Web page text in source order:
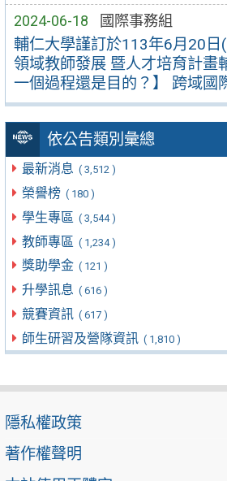
2024-06-18 國際事務組
輔仁大學謹訂於113年6月20日
領域教師發展 暨人才培育計畫
一個過程還是目的？】 跨域國
依公告類別彙總
最新消息 ( 3,512 )
榮譽榜 ( 180 )
學生專區 ( 3,544 )
教師專區 ( 1,234 )
獎助學金 ( 121 )
升學訊息 ( 616 )
競賽資訊 ( 617 )
師生研習及營隊資訊 ( 1,810 )
隱私權政策
著作權聲明